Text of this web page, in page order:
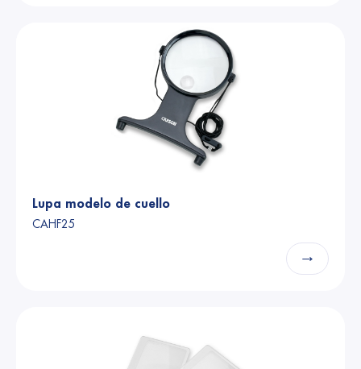
Lupa modelo de cuello
CAHF25
→